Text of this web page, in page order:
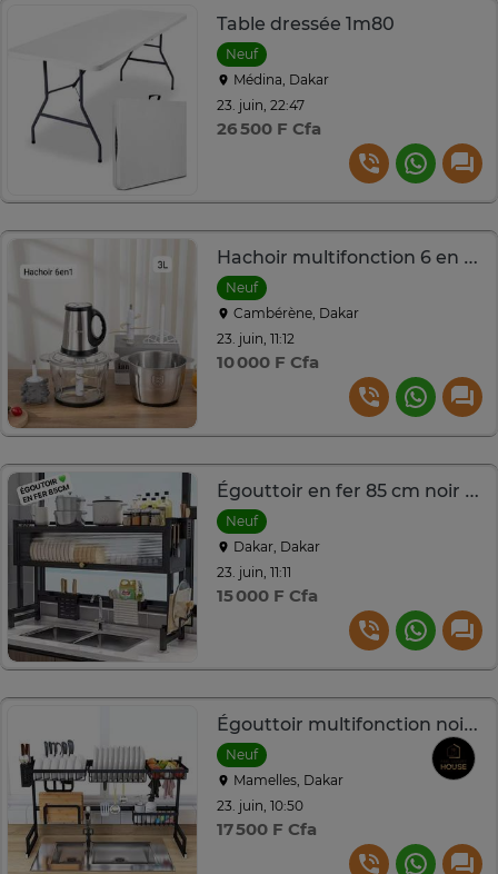
Table dressée 1m80
Neuf
Médina, Dakar
23. juin, 22:47
26 500 F Cfa
Hachoir multifonction 6 en 1 3L inox et verre
Neuf
Cambérène, Dakar
23. juin, 11:12
10 000 F Cfa
Égouttoir en fer 85 cm noir pour évier organisé
Neuf
Dakar, Dakar
23. juin, 11:11
15 000 F Cfa
Égouttoir multifonction noir pour évier double
Neuf
Mamelles, Dakar
23. juin, 10:50
17 500 F Cfa